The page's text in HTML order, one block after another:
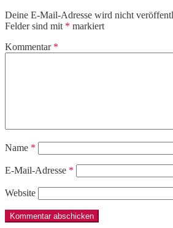
Deine E-Mail-Adresse wird nicht
Felder sind mit * markiert
Kommentar *
Name *
E-Mail-Adresse *
Website